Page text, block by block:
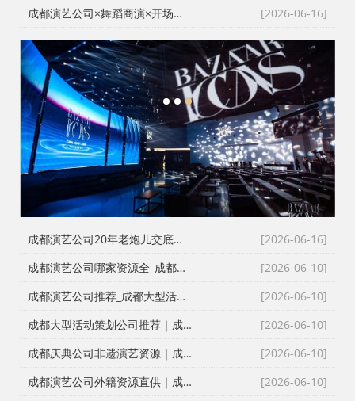
[2026-06-16]
成都演艺公司×舞蹈商演×开场舞×礼仪模特：二十年老策划的演艺排雷账本，那些年舞台上翻车的血泪教训
1 2 3
[2026-06-16]
成都演艺公司20年老炮儿交底：商演舞蹈表演到底怎么选团队？从开场舞到激光舞，踩过的坑够写一本书
[2026-06-10]
成都演艺公司哪家资源全_成都活动公司_成都庆典策划公司_高难度活动承接同行单二手单都能接
[2026-06-10]
成都演艺公司推荐_成都大型活动策划公司_成都庆典策划公司_海量演艺资源直供一站式配齐
[2026-06-10]
成都大型活动策划公司推荐｜成都活动执行公司明星网红资源，成都会议策划公司全链条配套人员
[2026-06-10]
成都庆典公司非遗演艺资源｜成都活动公司国潮文化节目，成都演艺公司传统文化赋能现代活动
[2026-06-10]
成都演艺公司外籍资源直供｜成都年会策划公司国际化演艺配置，成都庆典策划公司高端涉外活动承接